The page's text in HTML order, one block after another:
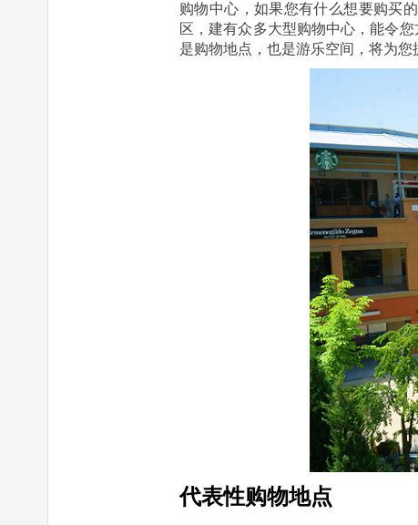
购物中心，如果您有什么想要购买
区，建有众多大型购物中心，能令
是购物地点，也是游乐空间，将为
代表性购物地点